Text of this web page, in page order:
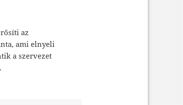
az
ami elnyeli
a szervezet